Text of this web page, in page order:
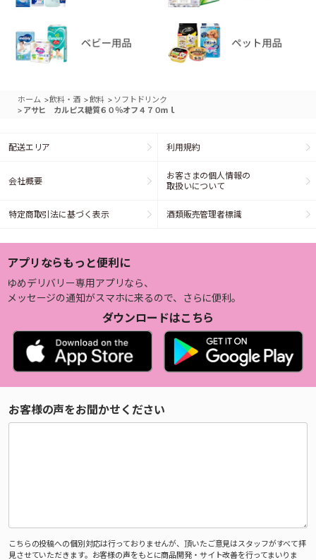
ホーム >飲料・酒 >飲料 > ソフトドリンク
> アサヒ カルピス糖質６０％オフ４７０ｍｌ
配送エリア 利用規約
会社概要
お客さまの個人情報の
取扱いについて
特定商取引法に基づく表示 酒類販売管理者標識
アプリならもっと便利に
ゆめデリバリー専用アプリなら、
メッセージの通知がスマホに来るので、さらに便利。
ダウンロードはこちら
お客様の声をお聞かせください
こちらの投稿への個別対応は行っておりませんが、頂いたご意見はスタッフがすべて拝
見させていただきます。お客様の声をもとに商品開発・サイト改善を行ってまいりま